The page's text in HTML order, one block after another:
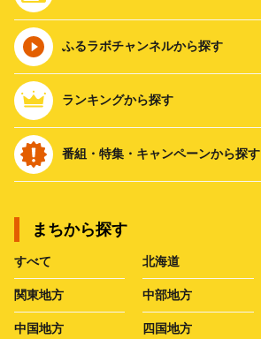
ふるラボチャンネルから探す
ランキングから探す
番組・特集・キャンペーンから探す
まちから探す
すべて 北海道
関東地方 中部地方
中国地方 四国地方